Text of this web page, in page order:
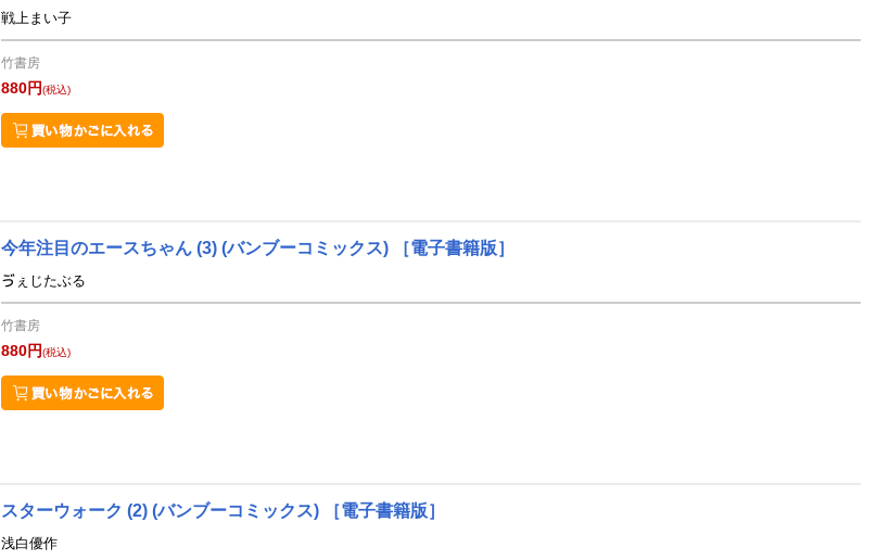
戦上まい子
竹書房
880円(税込)
今年注目のエースちゃん (3) (バンブーコミックス) ［電子書籍版］
ゔぇじたぶる
竹書房
880円(税込)
スターウォーク (2) (バンブーコミックス) ［電子書籍版］
浅白優作